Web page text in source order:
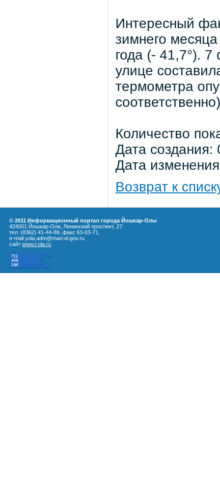
Интересный
зимнего
года (- 41,7°).
улице
термометра
Количество
Дата
Дата
Возврат к
© 2011 Информационный портал города Йошкар-Олы
424001 Йошкар-Ола, Ленинский проспект, 27
тел. (8362) 41-44-89, факс 63-03-71,
e-mail yola.adm@mari-el.gov.ru
сайт www.i-ola.ru